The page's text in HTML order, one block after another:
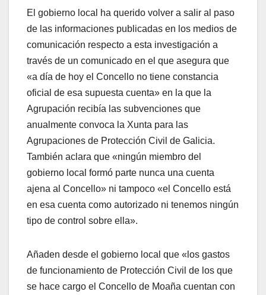
El gobierno local ha querido volver a salir al paso
de las informaciones publicadas en los medios de
comunicación respecto a esta investigación a
través de un comunicado en el que asegura que
«a día de hoy el Concello no tiene constancia
oficial de esa supuesta cuenta» en la que la
Agrupación recibía las subvenciones que
anualmente convoca la Xunta para las
Agrupaciones de Protección Civil de Galicia.
También aclara que «ningún miembro del
gobierno local formó parte nunca una cuenta
ajena al Concello» ni tampoco «el Concello está
en esa cuenta como autorizado ni tenemos ningún
tipo de control sobre ella».
Añaden desde el gobierno local que «los gastos
de funcionamiento de Protección Civil de los que
se hace cargo el Concello de Moaña cuentan con